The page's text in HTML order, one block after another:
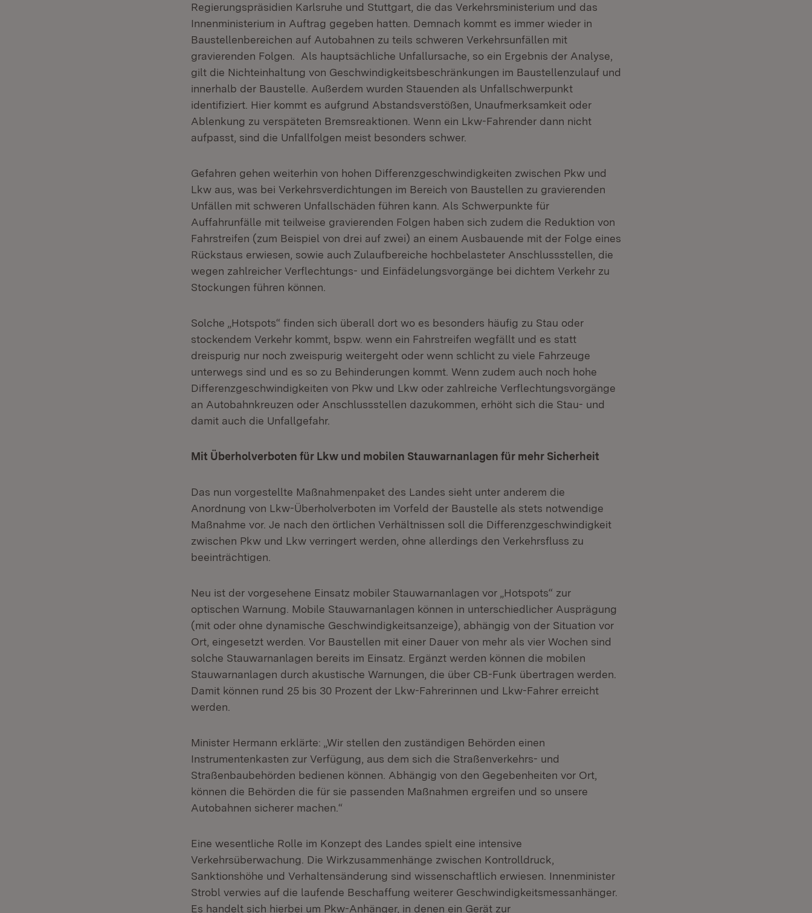
Regierungspräsidien Karlsruhe und Stuttgart, die das Verkehrsministerium und das
Innenministerium in Auftrag gegeben hatten. Demnach kommt es immer wieder in
Baustellenbereichen auf Autobahnen zu teils schweren Verkehrsunfällen mit
gravierenden Folgen. Als hauptsächliche Unfallursache, so ein Ergebnis der Analyse,
gilt die Nichteinhaltung von Geschwindigkeitsbeschränkungen im Baustellenzulauf und
innerhalb der Baustelle. Außerdem wurden Stauenden als Unfallschwerpunkt
identifiziert. Hier kommt es aufgrund Abstandsverstößen, Unaufmerksamkeit oder
Ablenkung zu verspäteten Bremsreaktionen. Wenn ein Lkw-Fahrender dann nicht
aufpasst, sind die Unfallfolgen meist besonders schwer.
Gefahren gehen weiterhin von hohen Differenzgeschwindigkeiten zwischen Pkw und
Lkw aus, was bei Verkehrsverdichtungen im Bereich von Baustellen zu gravierenden
Unfällen mit schweren Unfallschäden führen kann. Als Schwerpunkte für
Auffahrunfälle mit teilweise gravierenden Folgen haben sich zudem die Reduktion von
Fahrstreifen (zum Beispiel von drei auf zwei) an einem Ausbauende mit der Folge eines
Rückstaus erwiesen, sowie auch Zulaufbereiche hochbelasteter Anschlussstellen, die
wegen zahlreicher Verflechtungs- und Einfädelungsvorgänge bei dichtem Verkehr zu
Stockungen führen können.
Solche „Hotspots“ finden sich überall dort wo es besonders häufig zu Stau oder
stockendem Verkehr kommt, bspw. wenn ein Fahrstreifen wegfällt und es statt
dreispurig nur noch zweispurig weitergeht oder wenn schlicht zu viele Fahrzeuge
unterwegs sind und es so zu Behinderungen kommt. Wenn zudem auch noch hohe
Differenzgeschwindigkeiten von Pkw und Lkw oder zahlreiche Verflechtungsvorgänge
an Autobahnkreuzen oder Anschlussstellen dazukommen, erhöht sich die Stau- und
damit auch die Unfallgefahr.
Mit Überholverboten für Lkw und mobilen Stauwarnanlagen für mehr Sicherheit
Das nun vorgestellte Maßnahmenpaket des Landes sieht unter anderem die
Anordnung von Lkw-Überholverboten im Vorfeld der Baustelle als stets notwendige
Maßnahme vor. Je nach den örtlichen Verhältnissen soll die Differenzgeschwindigkeit
zwischen Pkw und Lkw verringert werden, ohne allerdings den Verkehrsfluss zu
beeinträchtigen.
Neu ist der vorgesehene Einsatz mobiler Stauwarnanlagen vor „Hotspots“ zur
optischen Warnung. Mobile Stauwarnanlagen können in unterschiedlicher Ausprägung
(mit oder ohne dynamische Geschwindigkeitsanzeige), abhängig von der Situation vor
Ort, eingesetzt werden. Vor Baustellen mit einer Dauer von mehr als vier Wochen sind
solche Stauwarnanlagen bereits im Einsatz. Ergänzt werden können die mobilen
Stauwarnanlagen durch akustische Warnungen, die über CB-Funk übertragen werden.
Damit können rund 25 bis 30 Prozent der Lkw-Fahrerinnen und Lkw-Fahrer erreicht
werden.
Minister Hermann erklärte: „Wir stellen den zuständigen Behörden einen
Instrumentenkasten zur Verfügung, aus dem sich die Straßenverkehrs- und
Straßenbaubehörden bedienen können. Abhängig von den Gegebenheiten vor Ort,
können die Behörden die für sie passenden Maßnahmen ergreifen und so unsere
Autobahnen sicherer machen.“
Eine wesentliche Rolle im Konzept des Landes spielt eine intensive
Verkehrsüberwachung. Die Wirkzusammenhänge zwischen Kontrolldruck,
Sanktionshöhe und Verhaltensänderung sind wissenschaftlich erwiesen. Innenminister
Strobl verwies auf die laufende Beschaffung weiterer Geschwindigkeitsmessanhänger.
Es handelt sich hierbei um Pkw-Anhänger, in denen ein Gerät zur